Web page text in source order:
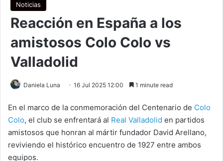
Noticias
Reacción en España a los
amistosos Colo Colo vs
Valladolid
Daniela Luna 16 Jul 2025 12:00 1 minute read
En el marco de la conmemoración del Centenario de Colo
Colo, el club se enfrentará al Real Valladolid en partidos
amistosos que honran al mártir fundador David Arellano,
reviviendo el histórico encuentro de 1927 entre ambos
equipos.